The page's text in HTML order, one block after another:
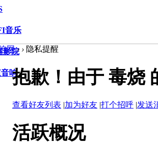
音乐
影院
响
网 › › 隐私提醒
抱歉！由于 毒烧
查看好友列表 |加为好友 |打个招呼 |发送
活跃概况